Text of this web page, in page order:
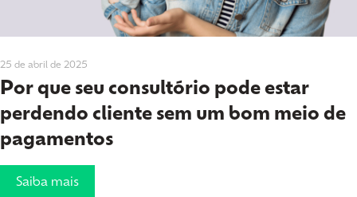
25 de abril de 2025
Por que seu consultório pode estar
perdendo cliente sem um bom meio de
pagamentos
Saiba mais